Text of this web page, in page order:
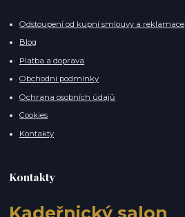
Odstoupení od kupní smlouvy a reklamace
Blog
Platba a doprava
Obchodní podmínky
Ochrana osobních údajů
Cookies
Kontakty
Kontakty